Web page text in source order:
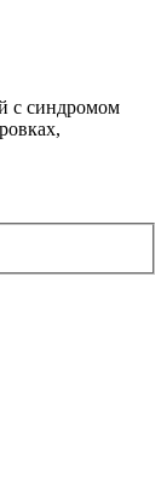
с синдромом